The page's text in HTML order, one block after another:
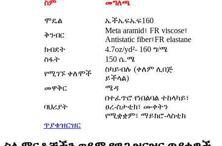
ስም መግለጫ
ሞዴል
ኤችኤፍኤፍ160
ቅንብር
Meta aramid፣ FR viscose፣
Antistatic fiber፣FR elastane
ክብደት
4.7oz/yd²- 160 ግ/ሜ
ስፋት
150 ሴ.ሜ
የሚገኙ ቀለሞች
ስካይብሉ (ቀለም ሊበጅ
ይችላል)
መዋቅር
ሜዳ
ባህሪያት
በተፈጥሮ የነበልባል ተከላካይ፣
ፀረ-ስታቲክ፣ ሙቀትን
የሚቋቋም፣ ማይክሮ-ላስቲክ
ጥያቄዝርዝር